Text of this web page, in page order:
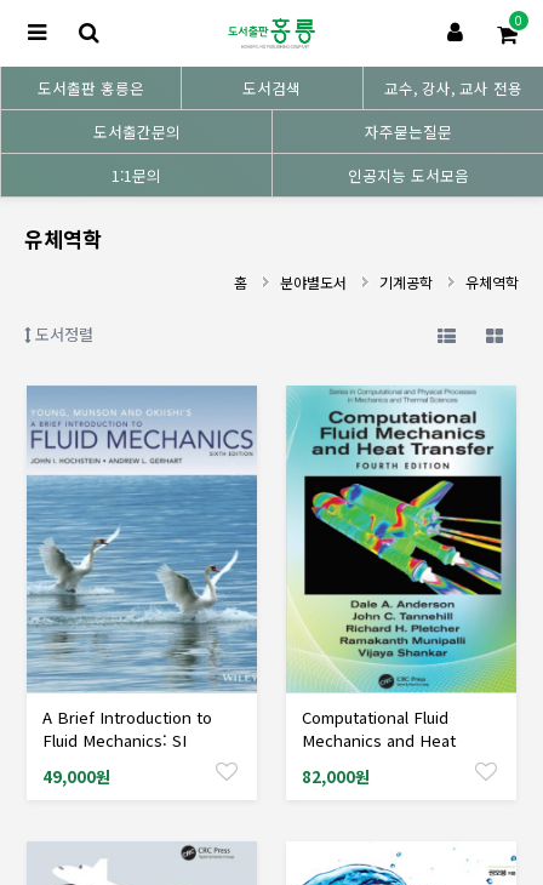
0
도서출판 홍릉은 도서검색
교수, 강사, 교사 전용
도서출간문의
자주묻는질문
1:1문의
인공지능 도서모음
유체역학
홈 분야별도서 기계공학 유체역학
도서정렬
샘플도서신청
A Brief Introduction to
Fluid Mechanics: SI
49,000원
샘플도서신청
Computational Fluid
Mechanics and Heat
82,000원